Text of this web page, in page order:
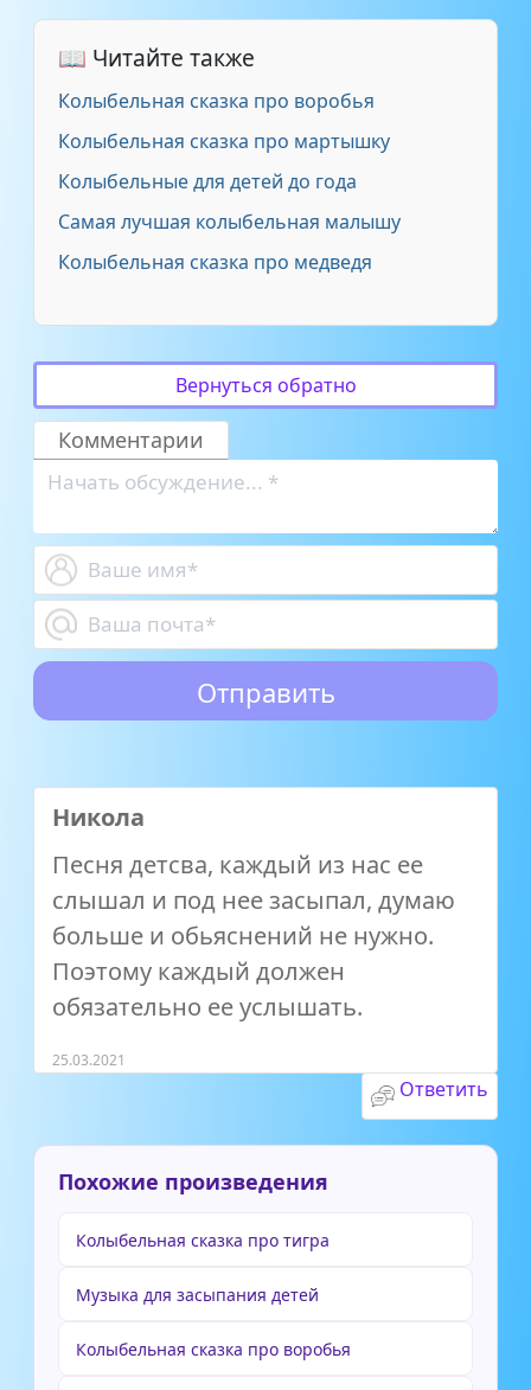
📖 Читайте также
Колыбельная сказка про воробья
Колыбельная сказка про мартышку
Колыбельные для детей до года
Самая лучшая колыбельная малышу
Колыбельная сказка про медведя
Вернуться обратно
Комментарии
Никола
Песня детсва, каждый из нас ее
слышал и под нее засыпал, думаю
больше и обьяснений не нужно.
Поэтому каждый должен
обязательно ее услышать.
25.03.2021
Ответить
Похожие произведения
Колыбельная сказка про тигра
Музыка для засыпания детей
Колыбельная сказка про воробья